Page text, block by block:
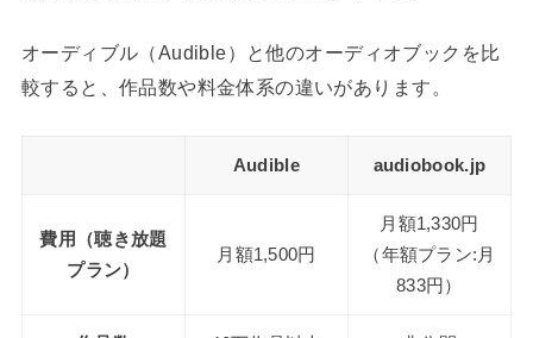
オーディブル（Audible）と他のオーディオブックを比
較すると、作品数や料金体系の違いがあります。
Audible audiobook.jp
費用（聴き放題
プラン）
月額1,500円
月額1,330円
（年額プラン:月
833円）